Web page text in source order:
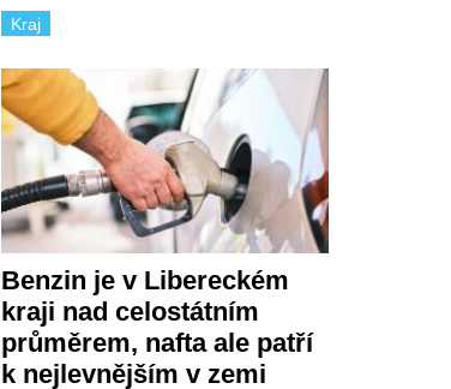
Kraj
Benzin je v Libereckém
kraji nad celostátním
průměrem, nafta ale patří
k nejlevnějším v zemi